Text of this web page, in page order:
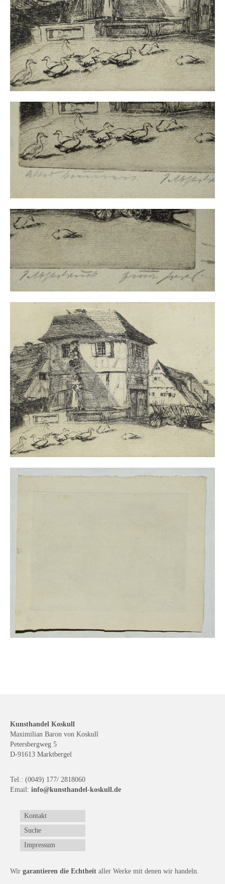
Kunsthandel Koskull
Maximilian Baron von Koskull
Petersbergweg 5
D-91613 Marktbergel
Tel.: (0049) 177/ 2818060
Email: info@kunsthandel-koskull.de
Kontakt
Suche
Impressum
Wir garantieren die Echtheit aller Werke mit denen wir handeln.